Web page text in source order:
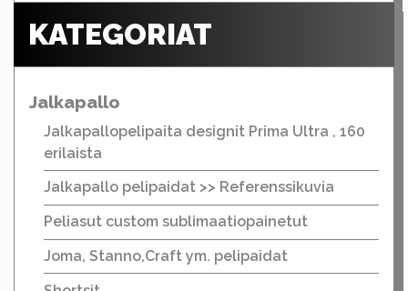
KATEGORIAT
Jalkapallo
Jalkapallopelipaita designit Prima Ultra , 160
erilaista
Jalkapallo pelipaidat >> Referenssikuvia
Peliasut custom sublimaatiopainetut
Joma, Stanno,Craft ym. pelipaidat